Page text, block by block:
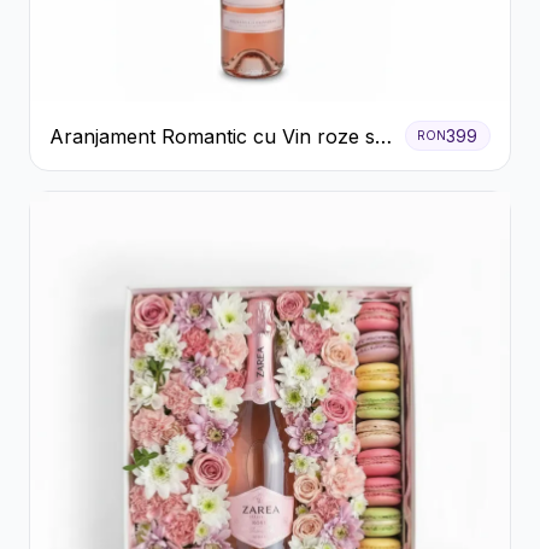
Aranjament Romantic cu Vin roze si
Flori pastel
RON399